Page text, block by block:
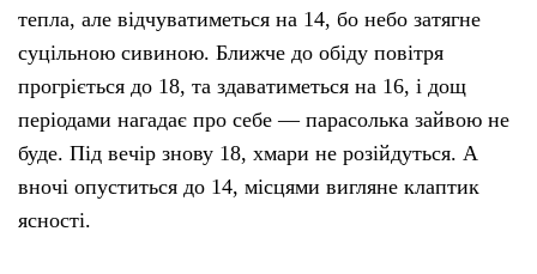
тепла, але відчуватиметься на 14, бо небо затягне
суцільною сивиною. Ближче до обіду повітря
прогріється до 18, та здаватиметься на 16, і дощ
періодами нагадає про себе — парасолька зайвою не
буде. Під вечір знову 18, хмари не розійдуться. А
вночі опуститься до 14, місцями вигляне клаптик
ясності.